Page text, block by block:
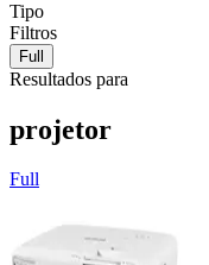
Tipo
Filtros
Full
Resultados para
projetor
Full